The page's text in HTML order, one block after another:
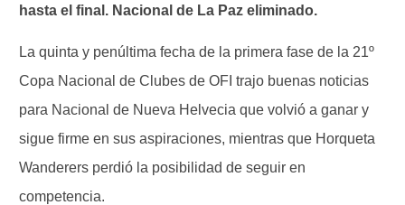
hasta el final. Nacional de La Paz eliminado.
La quinta y penúltima fecha de la primera fase de la 21º
Copa Nacional de Clubes de OFI trajo buenas noticias
para Nacional de Nueva Helvecia que volvió a ganar y
sigue firme en sus aspiraciones, mientras que Horqueta
Wanderers perdió la posibilidad de seguir en
competencia.